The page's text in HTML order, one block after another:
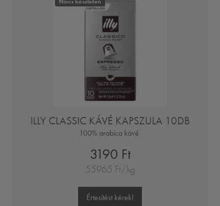
ILLY CLASSIC KÁVÉ KAPSZULA 10DB
100% arabica kávé
3190 Ft
55965 Ft/kg
Értesítést kérek!